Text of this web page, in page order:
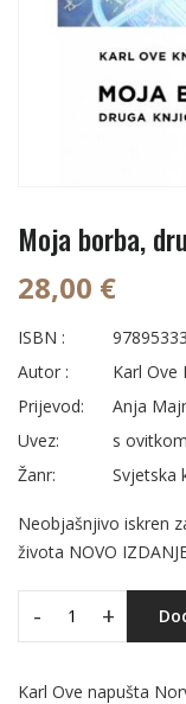
Moja borba,
28,00 €
ISBN :
Autor :
Karl Ove
Prijevod:
Anja
Uvez:
s ovitkom
Žanr:
Svjetska
Neobjašnjivo iskren
života NOVO
- +
Karl Ove napušta